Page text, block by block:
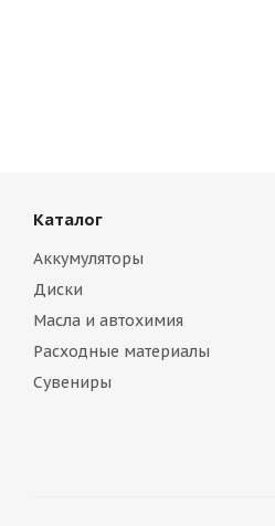
Каталог
Аккумуляторы
Диски
Масла и автохимия
Расходные материалы
Сувениры